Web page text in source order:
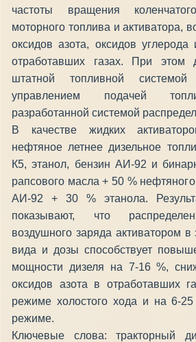
частоты вращения
моторного топлива и активатора,
оксидов азота, оксидов
отработавших газах. При этом
штатной топливной
управлением подачей
разработанной системой
В качестве жидких
нефтяное летнее дизельное
К5, этанол, бензин АИ-92 и
рапсового масла + 50 %
АИ-92 + 30 % этанола.
показывают, что
воздушного заряда активатором в
вида и дозы способствует
мощности дизеля на 7-16 %,
оксидов азота в отработавших
режиме холостого хода и на 6-
режиме.
Ключевые слова: тракторный